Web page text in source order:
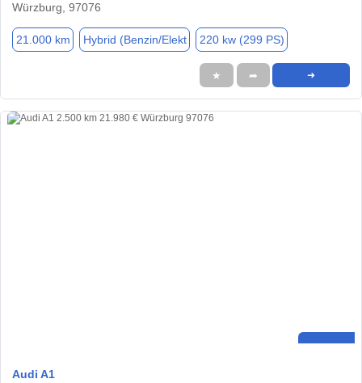
Würzburg, 97076
21.000 km Hybrid (Benzin/Elekt 220 kw (299 PS)
★ ➦ ➜
Audi A1